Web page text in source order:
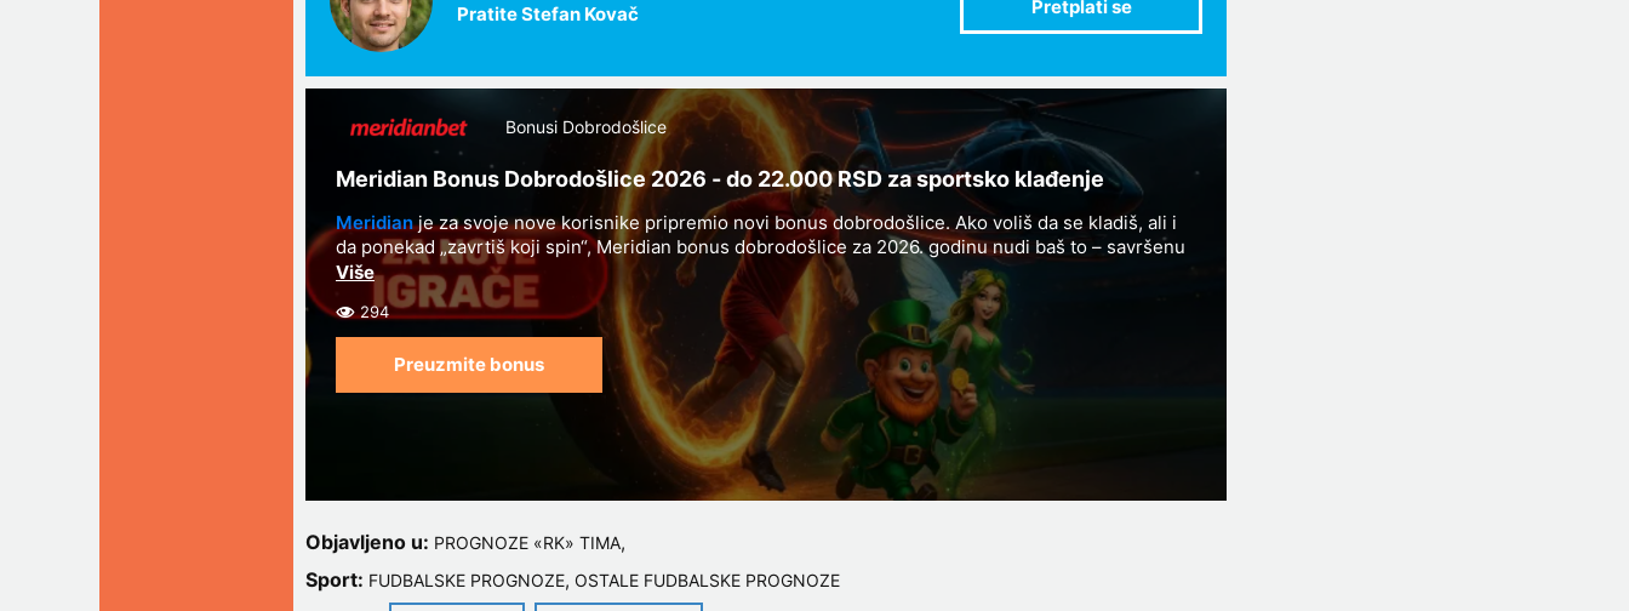
Pratite Stefan Kovač
Bonusi Dobrodošlice
Meridian Bonus Dobrodošlice 2026 - do 22.000 RSD za sportsko klađenje
Meridianje za svoje nove korisnike pripremio novi bonus dobrodošlice. Ako voliš da se kladiš, ali i
da ponekad „zavrtiš koji spin“, Meridian bonus dobrodošlice za 2026. godinu nudi baš to – savršenu
kombinaciju sportskog klađenja i kazino zabave.
294
Preuzmite bonus
Objavljeno u: PROGNOZE «RK» TIMA,
Sport: FUDBALSKE PROGNOZE, OSTALE FUDBALSKE PROGNOZE